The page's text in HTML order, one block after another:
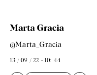
Marta Gracia
@Marta_Gracia
13 / 09 / 22 - 10: 44